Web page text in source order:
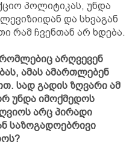
პოლიტიკას, უნდა
და სხვაგან
რამ ჩვენთან არ ხდება.
არღვევენ
ამას ამართლებენ
სად გადის ზღვარი ამ
უნდა იმოქმედოს
არც პირადი
საზოგადოებრივი